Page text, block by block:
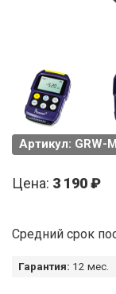
Артикул: GRW-
Цена: 3 190 ₽
Средний срок
Гарантия: 12 мес.